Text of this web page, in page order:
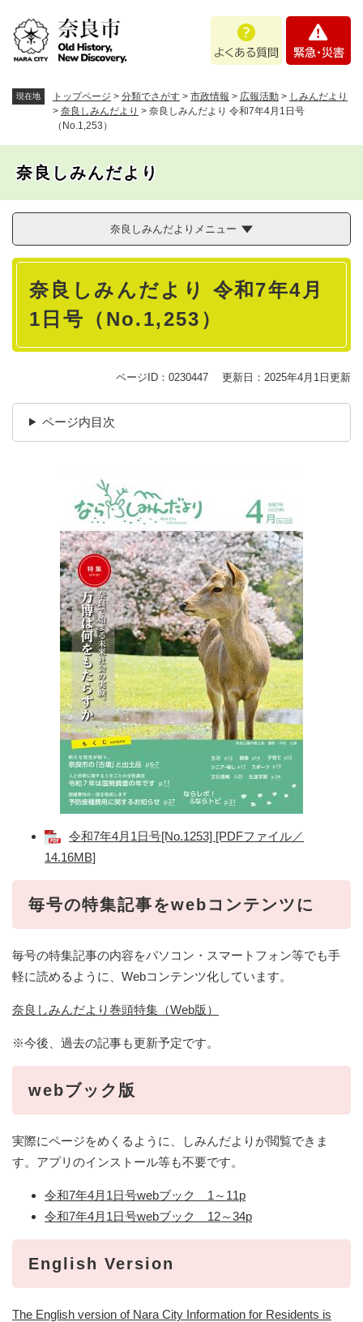
。
あ
問
・
現在地 トップページ > 分類でさがす > 市政情報 > 広報活動 > しみんだより
> 奈良しみんだより > 奈良しみんだより 令和7年4月1日号
（No.1,253）
奈良しみんだより
奈良しみんだよりメニュー
本
奈良しみんだより 令和7年4月
1日号（No.1,253）
ページID：0230447 更新日：2025年4月1日更新
ページ内目次
令和7年4月1日号[No.1253] [PDFファイル／
14.16MB]
毎号の特集記事をwebコンテンツに
毎号の特集記事の内容をパソコン・スマートフォン等でも手
軽に読めるように、Webコンテンツ化しています。
奈良しみんだより巻頭特集（Web版）
※今後、過去の記事も更新予定です。
webブック版
実際にページをめくるように、しみんだよりが閲覧できま
す。アプリのインストール等も不要です。
令和7年4月1日号webブック 1～11p
令和7年4月1日号webブック 12～34p
English Version
The English version of Nara City Information for Residents is